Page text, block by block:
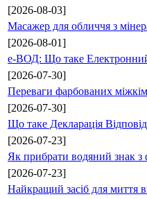
[2026-08-03]
Масажер для обличчя з
[2026-08-01]
е-ВОД: Що таке
[2026-07-30]
Переваги фарбованих
[2026-07-30]
Що таке Декларація
[2026-07-23]
Як прибрати водяний знак з
[2026-07-23]
Найкращий засіб для миття